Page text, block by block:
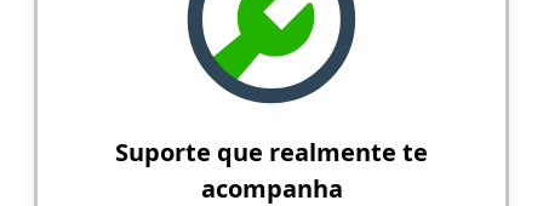
Suporte que realmente te
acompanha